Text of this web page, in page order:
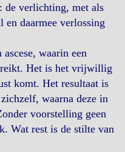
de verlichting, met als
daarmee verlossing
waarin een
Het is het vrijwillig
komt. Het resultaat is
waarna deze in
voorstelling geen
Wat rest is de stilte van